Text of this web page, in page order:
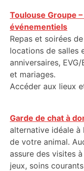
Toulouse Groupe
événementiels
Repas et soirées
locations de salles
anniversaires, EVG/
et mariages.
Accéder aux lieux
Garde de chat à
alternative idéale à
de votre animal.
assure des visites
jeux, soins